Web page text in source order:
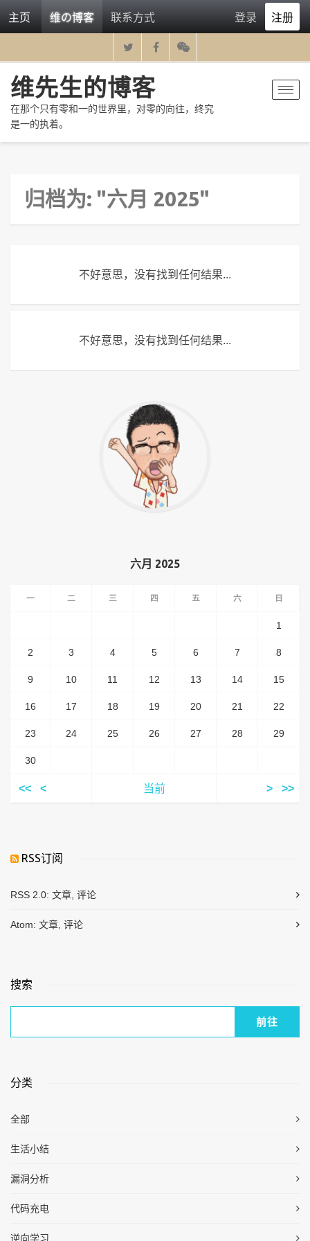
主页 维の博客 联系方式 登录 注册
维先生的博客
在那个只有零和一的世界里，对零的向往，终究
是一的执着。
归档为: "六月 2025"
不好意思，没有找到任何结果...
不好意思，没有找到任何结果...
六月 2025
一 二 三 四 五 六 日
<< < 当前 > >>
1
2 3 4 5 6 7 8
9 10 11 12 13 14 15
16 17 18 19 20 21 22
23 24 25 26 27 28 29
30
RSS订阅
RSS 2.0: 文章 评论
Atom: 文章 评论
搜索
分类
全部
生活小结
漏洞分析
代码充电
逆向学习